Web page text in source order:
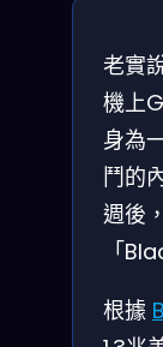
老實
機上
身為
鬥的
週後
「
根據